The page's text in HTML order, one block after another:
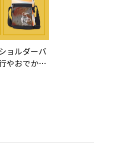
ョルダーバ
やおでかけ